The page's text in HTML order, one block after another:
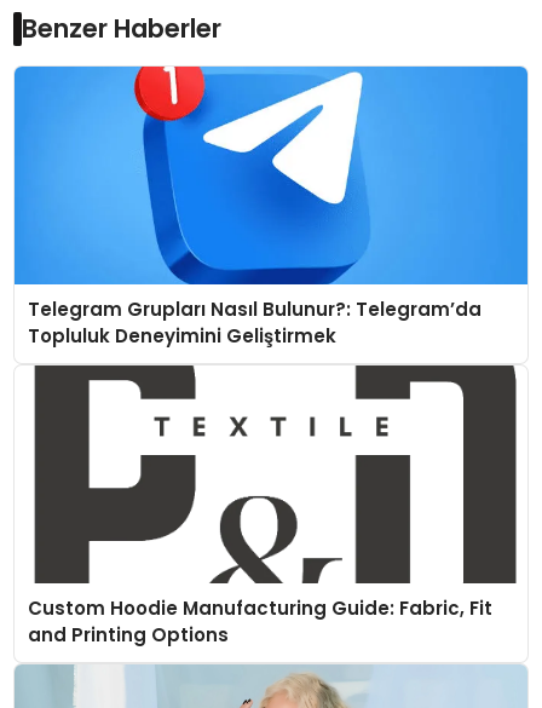
Benzer Haberler
Telegram Grupları Nasıl Bulunur?: Telegram’da
Topluluk Deneyimini Geliştirmek
Custom Hoodie Manufacturing Guide: Fabric, Fit
and Printing Options